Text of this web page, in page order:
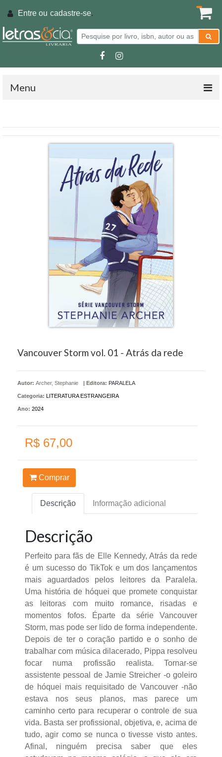
Entre ou cadastre-se.
Menu
Vancouver Storm vol. 01 - Atrás da rede
Autor: Archer, Stephanie Editora: PARALELA
Categoria: LITERATURA ESTRANGEIRA
Ano: 2024
R$ 67,00
Comprar
Descrição Informação adicional
Descrição
Perfeito para fãs de Elle Kennedy, Atrás da rede
é um sucesso do TikTok e um dos lançamentos
mais aguardados pelos leitores da Paralela.
Uma história de hóquei que promete conquistar
as leitoras com muito romance, risadas e
momentos fofos. Éparte da série Vancouver
Storm, mas pode ser lido de forma independente.
Depois de ter o coração partido e o sonho de
trabalhar com música dilacerado, Pippa resolveu
focar numa profissão realista. Tornar-se
assistente pessoal de Jamie Streicher -o goleiro
de hóquei mais requisitado de Vancouver -não
estava nos seus planos, mas parece um
caminho certo para recuperar o controle de sua
vida. Basta ser profissional, objetiva, e, acima de
tudo, agir como se nunca o tivesse visto antes.
Afinal, ninguém precisa saber que eles